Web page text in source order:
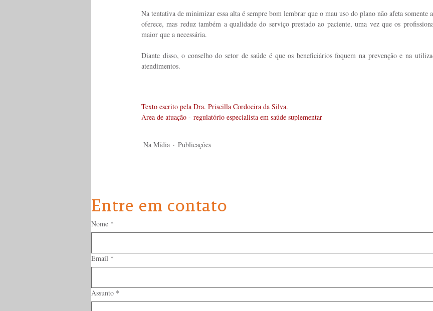
Na tentativa de minimizar essa alta é sempre bom lembrar que o mau uso do plano não afeta somente
oferece, mas reduz também a qualidade do serviço prestado ao paciente, uma vez que os
maior que a necessária.
Diante disso, o conselho do setor de saúde é que os beneficiários foquem na prevenção e na
atendimentos.
Texto escrito pela Dra. Priscilla Cordoeira da Silva.
Área de atuação - regulatório especialista em saúde suplementar
Na Mídia Publicações
Entre em contato
Nome *
Email *
Assunto *